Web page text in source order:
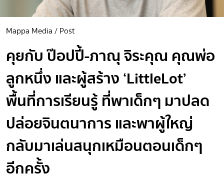
Mappa Media / Post
คุยกับ ป๊อปปี้-ภาณุ จิระคุณ คุณพ่อ
ลูกหนึ่ง และผู้สร้าง ‘LittleLot’
พื้นที่การเรียนรู้ ที่พาเด็กๆ มาปลด
ปล่อยจินตนาการ และพาผู้ใหญ่
กลับมาเล่นสนุกเหมือนตอนเด็กๆ
อีกครั้ง